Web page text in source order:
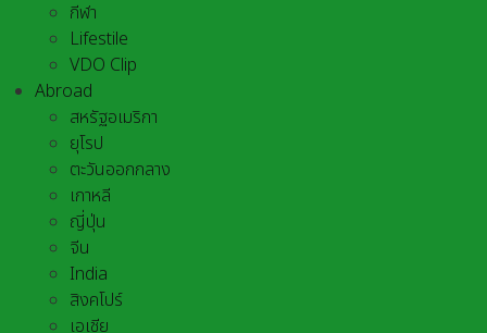
กีฬา
Lifestile
VDO Clip
Abroad
สหรัฐอเมริกา
ยุโรป
ตะวันออกกลาง
เกาหลี
ญี่ปุ่น
จีน
India
สิงคโปร์
เอเชีย